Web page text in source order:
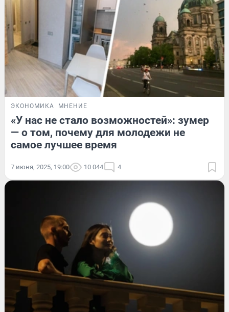
ЭКОНОМИКА МНЕНИЕ
«У нас не стало возможностей»: зумер
— о том, почему для молодежи не
самое лучшее время
7 июня, 2025, 19:00 10 044 4